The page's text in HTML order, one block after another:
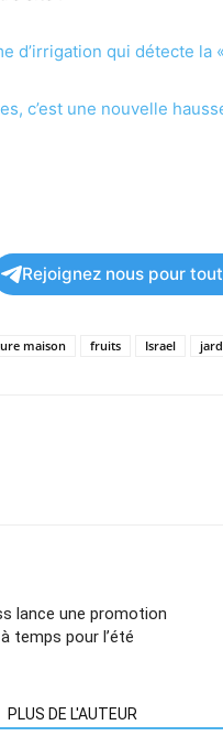
d’irrigation qui détecte la
c’est une nouvelle
Rejoignez nous pour
maison fruits Israel
lance une promotion
temps pour l’été
PLUS DE L'AUTEUR